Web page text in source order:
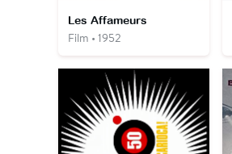
Les Affameurs
Film • 1952